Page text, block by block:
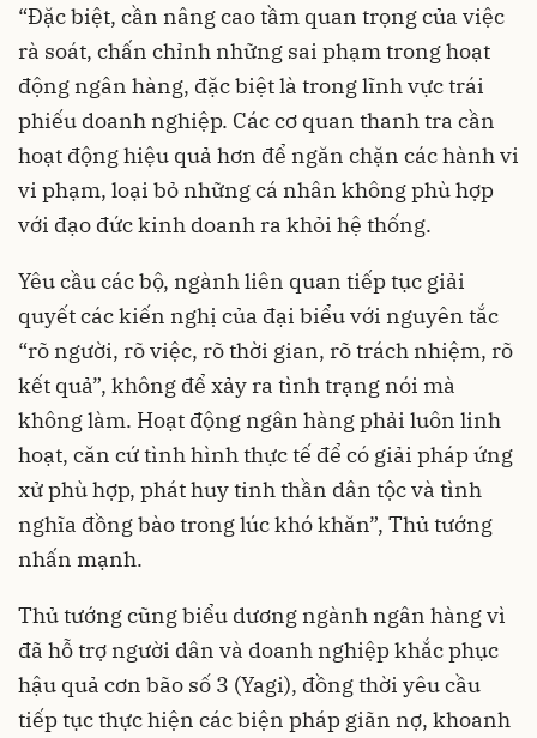
“Đặc biệt, cần nâng cao tầm quan trọng của việc
rà soát, chấn chỉnh những sai phạm trong hoạt
động ngân hàng, đặc biệt là trong lĩnh vực trái
phiếu doanh nghiệp. Các cơ quan thanh tra cần
hoạt động hiệu quả hơn để ngăn chặn các hành vi
vi phạm, loại bỏ những cá nhân không phù hợp
với đạo đức kinh doanh ra khỏi hệ thống.
Yêu cầu các bộ, ngành liên quan tiếp tục giải
quyết các kiến nghị của đại biểu với nguyên tắc
“rõ người, rõ việc, rõ thời gian, rõ trách nhiệm, rõ
kết quả”, không để xảy ra tình trạng nói mà
không làm. Hoạt động ngân hàng phải luôn linh
hoạt, căn cứ tình hình thực tế để có giải pháp ứng
xử phù hợp, phát huy tinh thần dân tộc và tình
nghĩa đồng bào trong lúc khó khăn”, Thủ tướng
nhấn mạnh.
Thủ tướng cũng biểu dương ngành ngân hàng vì
đã hỗ trợ người dân và doanh nghiệp khắc phục
hậu quả cơn bão số 3 (Yagi), đồng thời yêu cầu
tiếp tục thực hiện các biện pháp giãn nợ, khoanh